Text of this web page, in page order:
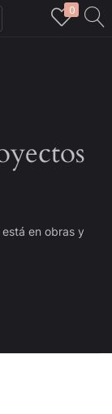
0
en obras y